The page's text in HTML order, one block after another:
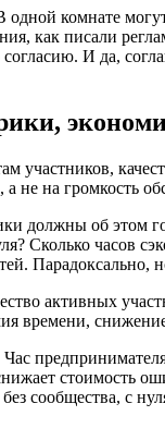
комнате
как писали
И да,
участников,
а не на громкость
должны об этом
Сколько часов
активных
времени,
стоимость
сообщества, с